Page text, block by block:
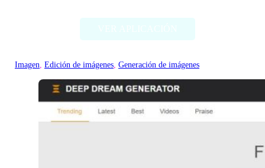
Imagen, Edición de imágenes, Generación de imágenes